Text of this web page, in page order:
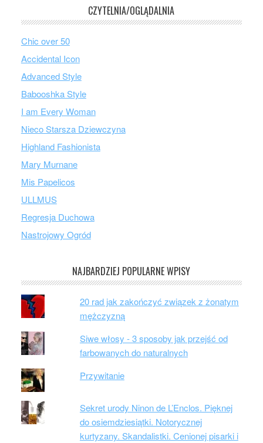
CZYTELNIA/OGLĄDALNIA
Chic over 50
Accidental Icon
Advanced Style
Babooshka Style
I am Every Woman
Nieco Starsza Dziewczyna
Highland Fashionista
Mary Murnane
Mis Papelicos
ULLMUS
Regresja Duchowa
Nastrojowy Ogród
NAJBARDZIEJ POPULARNE WPISY
20 rad jak zakończyć związek z żonatym
mężczyzną
Siwe włosy - 3 sposoby jak przejść od
farbowanych do naturalnych
Przywitanie
Sekret urody Ninon de L’Enclos. Pięknej
do osiemdziesiątki. Notorycznej
kurtyzany. Skandalistki. Cenionej pisarki i